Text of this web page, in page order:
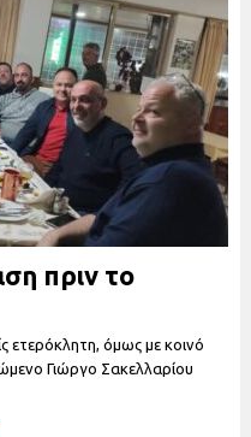
πριν το
ετερόκλητη, όμως με κοινό
Γιώργο Σακελλαρίου